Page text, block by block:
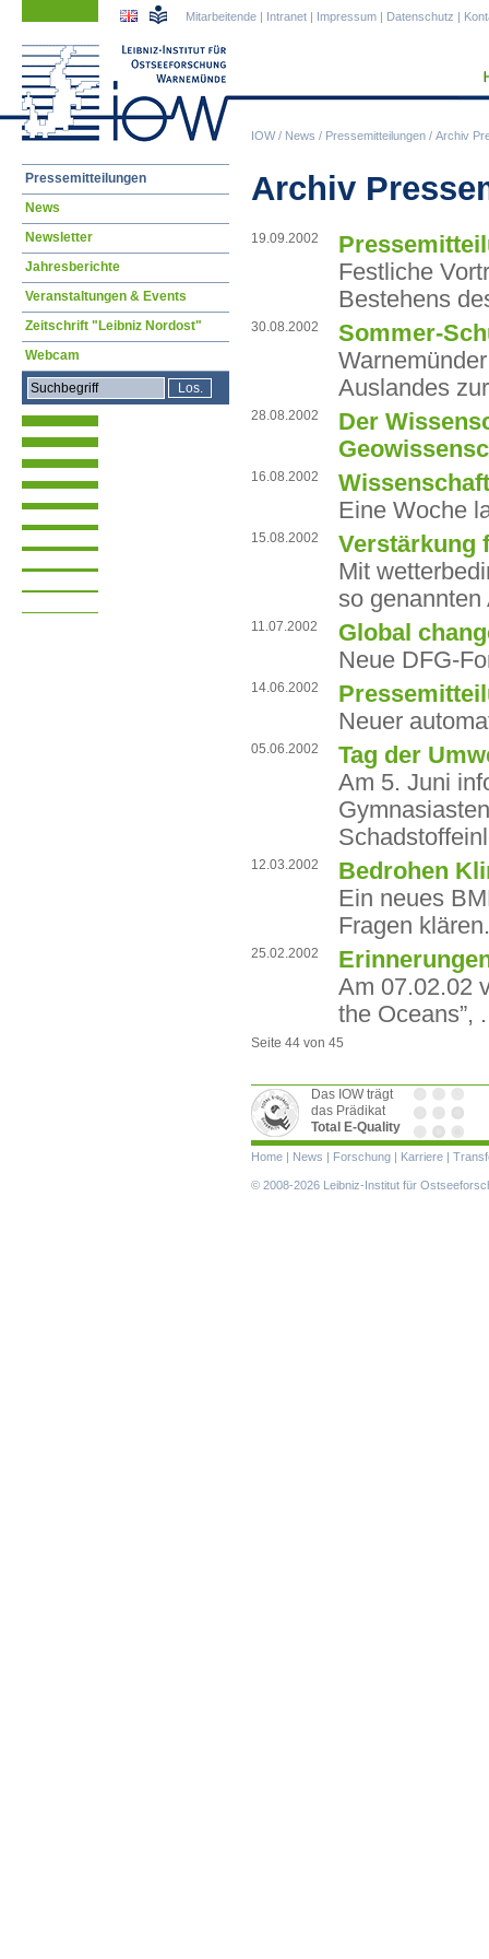
IOW/ News / Pressemitteilungen / Archiv
Mitarbeitende | Intranet | Impressum | Datenschutz |
Archiv
19.09.2002
Festliche
Bestehens
30.08.2002
Sommer-
Auslandes
28.08.2002
Der
16.08.2002
Eine Woche
15.08.2002
Verstärkung
Mit
so
11.07.2002
Global
Neue DFG-
14.06.2002
Neuer
05.06.2002
Tag der
Am 5. Juni
12.03.2002
Bedrohen
Ein neues
Fragen klären.
25.02.2002
Am 07.02.02
the Oceans”,
Seite 44 von 45
Navigation
Pressemitteilungen
News
Newsletter
Jahresberichte
Veranstaltungen & Events
Zeitschrift "Leibniz Nordost"
Webcam
Das IOW trägt
das Prädikat
Total E-Quality
Navigation
überspringen
Home | News | Forschung | Karriere |
© 2008-2026 Leibniz-Institut für